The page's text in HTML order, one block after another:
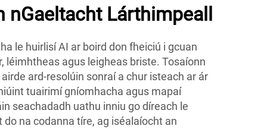
Lárthimpeall
le huirlisí AI ar boird don fheiciú i gcuan
léimhtheas agus leigheas briste. Tosaíonn
ard-resolúin sonraí a chur isteach ar ár
tuairimí gníomhacha agus mapaí
seachadadh uathu inniu go díreach le
na codanna tíre, ag iséalaíocht an